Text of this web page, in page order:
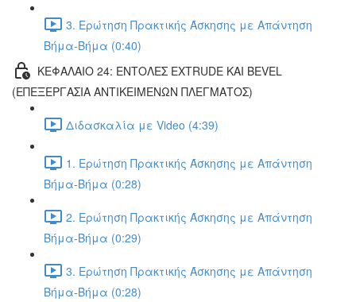
3. Ερώτηση Πρακτικής Άσκησης με Απάντηση
Βήμα-Βήμα (0:40)
ΚΕΦΑΛΑΙΟ 24: ΕΝΤΟΛΕΣ EXTRUDE ΚΑΙ BEVEL
(ΕΠΕΞΕΡΓΑΣΙΑ ΑΝΤΙΚΕΙΜΕΝΩΝ ΠΛΕΓΜΑΤΟΣ)
Διδασκαλία με Video (4:39)
1. Ερώτηση Πρακτικής Άσκησης με Απάντηση
Βήμα-Βήμα (0:28)
2. Ερώτηση Πρακτικής Άσκησης με Απάντηση
Βήμα-Βήμα (0:29)
3. Ερώτηση Πρακτικής Άσκησης με Απάντηση
Βήμα-Βήμα (0:28)